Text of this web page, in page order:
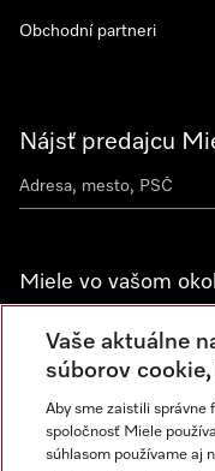
Nájsť predajcu
Miele vo vašom
Spoznajte predajne Miele
Newsletter
Obchodní partneri
Vaše aktuálne
súborov
Aby sme zaistili správne
spoločnosť Miele
súhlasom používame aj